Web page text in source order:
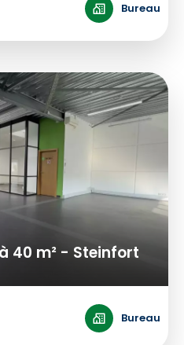
Bureau
40 m² - Steinfort
Bureau